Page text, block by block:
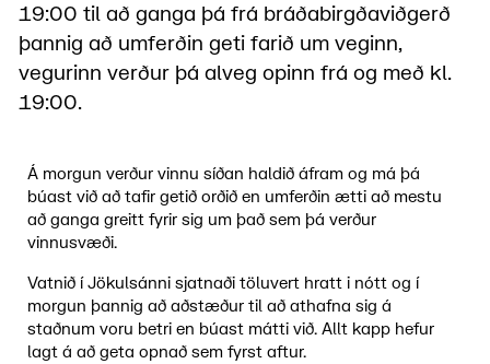
19:00 til að ganga þá frá bráðabirgðaviðgerð
þannig að umferðin geti farið um veginn,
vegurinn verður þá alveg opinn frá og með kl.
19:00.
Á morgun verður vinnu síðan haldið áfram og má þá
búast við að tafir getið orðið en umferðin ætti að mestu
að ganga greitt fyrir sig um það sem þá verður
vinnusvæði.
Vatnið í Jökulsánni sjatnaði töluvert hratt i nótt og í
morgun þannig að aðstæður til að athafna sig á
staðnum voru betri en búast mátti við. Allt kapp hefur
lagt á að geta opnað sem fyrst aftur.